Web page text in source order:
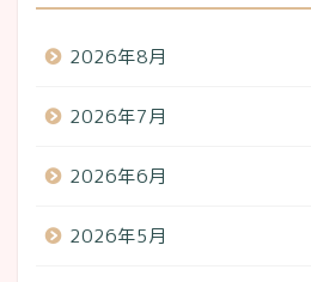
2026年8月
2026年7月
2026年6月
2026年5月